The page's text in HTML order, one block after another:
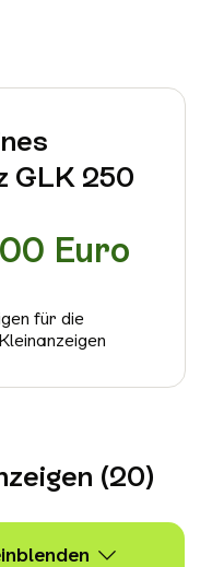
GLK 250
Euro
für die
(20)